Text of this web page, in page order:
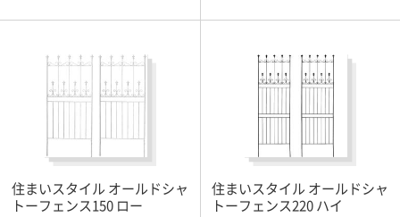
住まいスタイル オールドシャ
トーフェンス150 ロー
住まいスタイル オールドシャ
トーフェンス220 ハイ